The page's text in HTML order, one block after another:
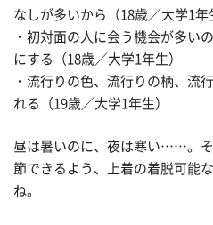
なしが多いから（18歳／大学1年
・初対面の人に会う機会が多い
にする（18歳／大学1年生）
・流行りの色、流行りの柄、流
れる（19歳／大学1年生）
昼は暑いのに、夜は寒い……。
節できるよう、上着の着脱可能
ね。